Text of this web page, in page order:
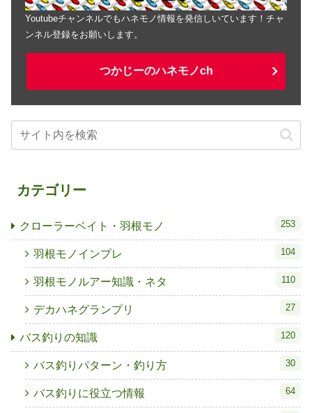
Youtubeチャンネルでもハネモノ情報を発信しいています！チャ
ンネル登録をお願いします。
つかじーのハネモノch
カテゴリー
クローラーベイト・羽根モノ 253
羽根モノインプレ 104
羽根モノルアー知識・ネタ 110
デカハネグランプリ 27
バス釣りの知識 120
バス釣りパターン・釣り方 30
バス釣りに役立つ情報 64